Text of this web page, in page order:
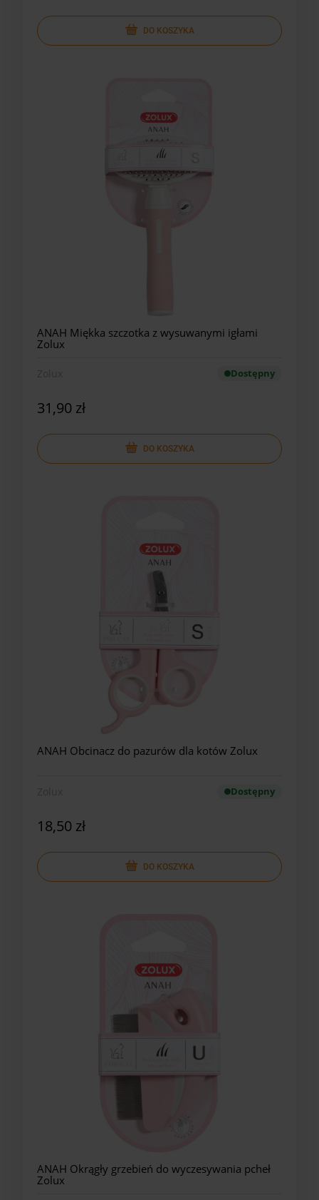
DO KOSZYKA
ANAH Miękka szczotka z wysuwanymi igłami
Zolux
Dostępny
31,90 zł
DO KOSZYKA
ANAH Obcinacz do pazurów dla kotów Zolux
Dostępny
18,50 zł
DO KOSZYKA
ANAH Okrągły grzebień do wyczesywania pcheł
Zolux